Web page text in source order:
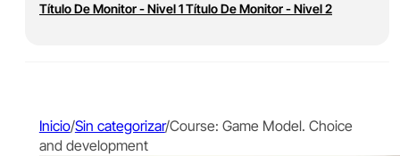
Título De Monitor - Nivel 1Título De Monitor - Nivel 2
Inicio/Sin categorizar/Course: Game Model. Choice
and development